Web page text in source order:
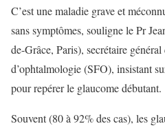
C’est une maladie grave et
sans symptômes, souligne le Pr
de-Grâce, Paris), secrétaire
d’ophtalmologie (SFO), insistant
pour repérer le glaucome débutant.
Souvent (80 à 92% des cas), les